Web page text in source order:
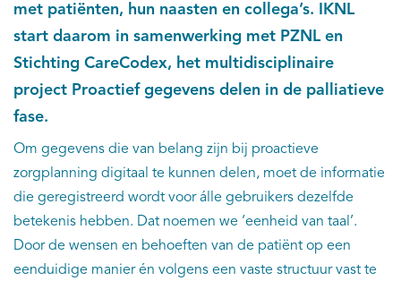
met patiënten, hun naasten en collega’s. IKNL
start daarom in samenwerking met PZNL en
Stichting CareCodex, het multidisciplinaire
project Proactief gegevens delen in de palliatieve
fase.
Om gegevens die van belang zijn bij proactieve
zorgplanning digitaal te kunnen delen, moet de informatie
die geregistreerd wordt voor álle gebruikers dezelfde
betekenis hebben. Dat noemen we ‘eenheid van taal’.
Door de wensen en behoeften van de patiënt op een
eenduidige manier én volgens een vaste structuur vast te